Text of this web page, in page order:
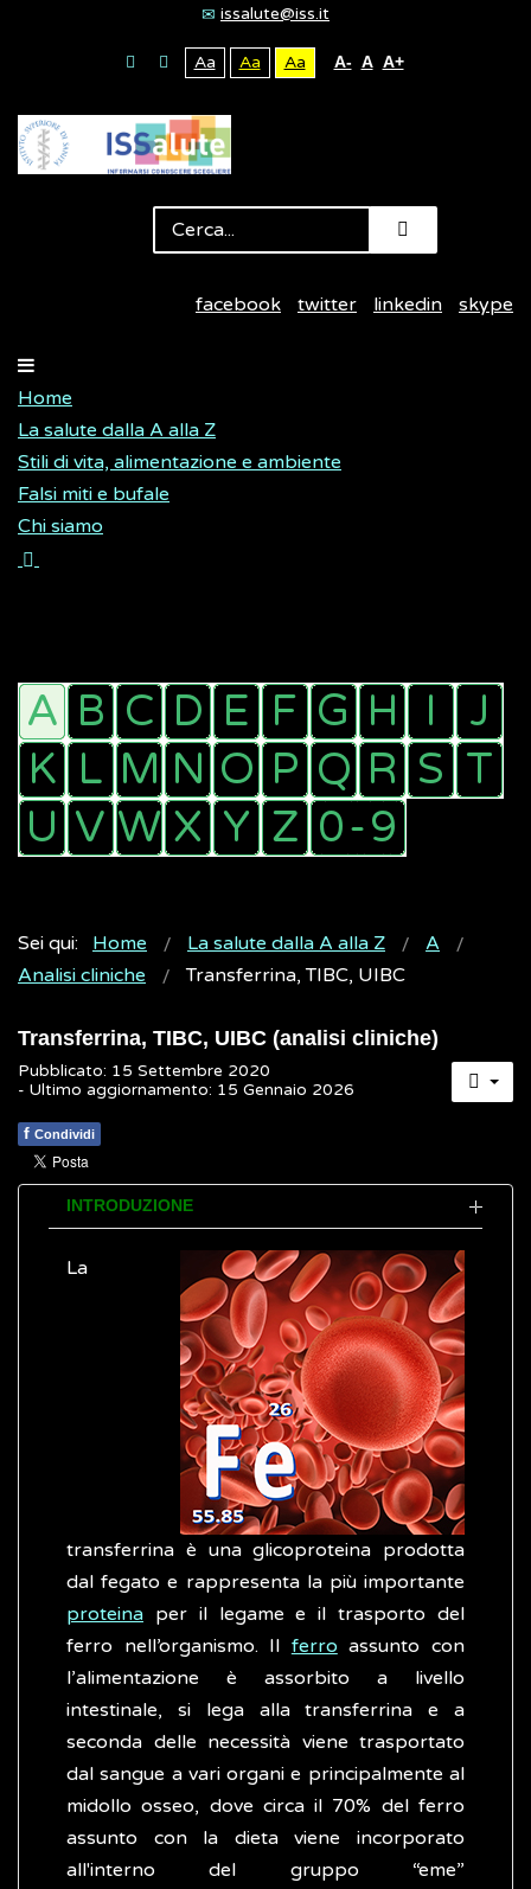
issalute@iss.it
Aa Aa Aa A- A A+
facebook twitter linkedin skype
Home
La salute dalla A alla Z
Stili di vita, alimentazione e ambiente
Falsi miti e bufale
Chi siamo
Sei qui: Home La salute dalla A alla Z
A
Analisi cliniche
Transferrina, TIBC, UIBC
Transferrina, TIBC, UIBC (analisi cliniche)
Pubblicato: 15 Settembre 2020
- Ultimo aggiornamento: 15 Gennaio 2026
f Condividi
INTRODUZIONE
La
transferrina è una glicoproteina prodotta
dal fegato e rappresenta la più importante
proteina per il legame e il trasporto del
ferro nell’organismo. Il ferro assunto con
l’alimentazione è assorbito a livello
intestinale, si lega alla transferrina e a
seconda delle necessità viene trasportato
dal sangue a vari organi e principalmente al
midollo osseo, dove circa il 70% del ferro
assunto con la dieta viene incorporato
all'interno del gruppo “eme”